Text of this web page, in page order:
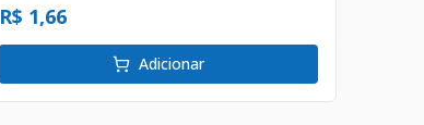
R$ 1,66
Adicionar